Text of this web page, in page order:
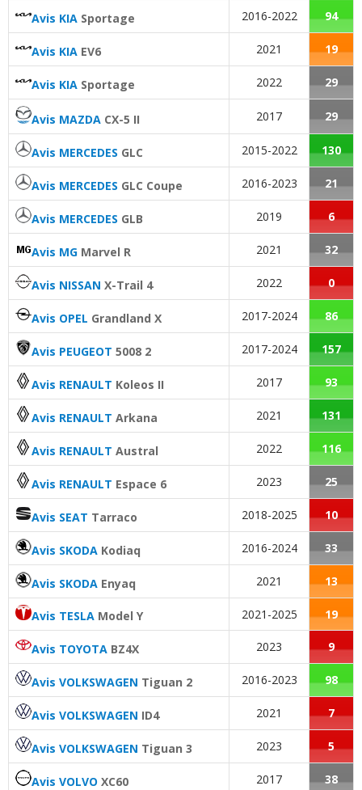
Agrément
Consommation
n'aiment pas
Bruit moteur:2aiment
Avis KIA Sportage 2016-2022 94
Avis KIA EV6 2021 19
Avis KIA Sportage 2022 29
Avis MAZDA CX-5 II 2017 29
Avis MERCEDES GLC 2015-2022 130
Avis MERCEDES GLC Coupe 2016-2023 21
Avis MERCEDES GLB 2019 6
Avis MG Marvel R 2021 32
Avis NISSAN X-Trail 4 2022 0
Avis OPEL Grandland X 2017-2024 86
Avis PEUGEOT 5008 2 2017-2024 157
Avis RENAULT Koleos II 2017 93
Avis RENAULT Arkana 2021 131
Avis RENAULT Austral 2022 116
Avis RENAULT Espace 6 2023 25
Avis SEAT Tarraco 2018-2025 10
Avis SKODA Kodiaq 2016-2024 33
Avis SKODA Enyaq 2021 13
Avis TESLA Model Y 2021-2025 19
Avis TOYOTA BZ4X 2023 9
Avis VOLKSWAGEN Tiguan 2 2016-2023 98
Avis VOLKSWAGEN ID4 2021 7
Avis VOLKSWAGEN Tiguan 3 2023 5
Avis VOLVO XC60 2017 38